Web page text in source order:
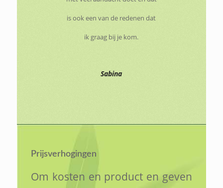
is ook een van de redenen dat
ik graag bij je kom.
Sabina
Prijsverhogingen
Om kosten en product en geven